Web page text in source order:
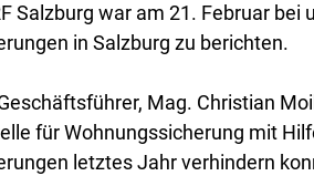
Salzburg war am 21. Februar
in Salzburg zu berichten.
Mag. Christian
für Wohnungssicherung mit
letztes Jahr verhindern